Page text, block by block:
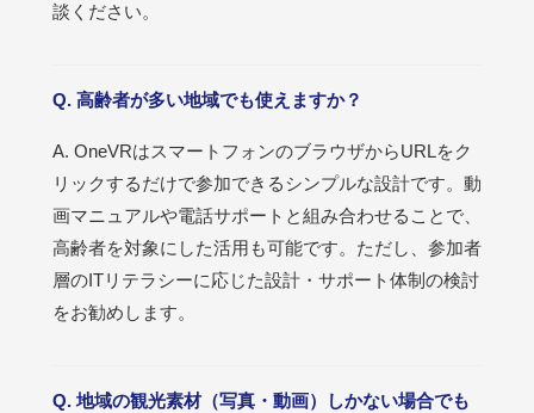
談ください。
Q. 高齢者が多い地域でも使えますか？
A. OneVRはスマートフォンのブラウザからURLをク
リックするだけで参加できるシンプルな設計です。動
画マニュアルや電話サポートと組み合わせることで、
高齢者を対象にした活用も可能です。ただし、参加者
層のITリテラシーに応じた設計・サポート体制の検討
をお勧めします。
Q. 地域の観光素材（写真・動画）しかない場合でも